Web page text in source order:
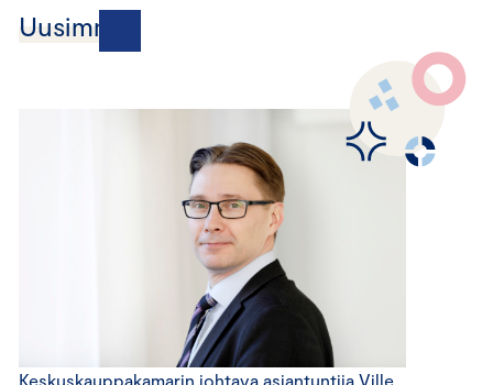
Uusimmat
Keskuskauppakamarin johtava asiantuntija Ville